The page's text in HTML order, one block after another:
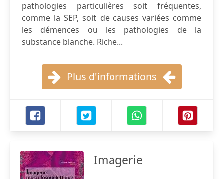
pathologies particulières soit fréquentes,
comme la SEP, soit de causes variées comme
les démences ou les pathologies de la
substance blanche. Riche...
Plus d'informations
Imagerie